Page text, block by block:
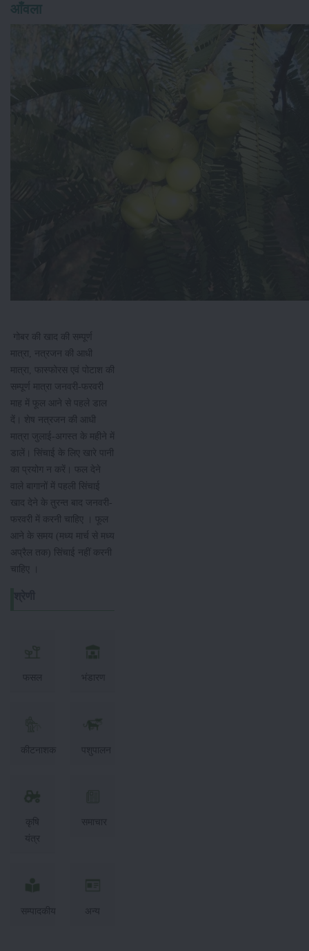
आँवला
गोबर की खाद की सम्पूर्ण
मात्रा, नत्रजन की आधी
मात्रा, फास्फोरस एवं पोटाश की
सम्पूर्ण मात्रा जनवरी-फरवरी
माह में फूल आने से पहले डाल
दें। शेष नत्रजन की आधी
मात्रा जुलाई-अगस्त के महीने में
डालें। सिंचाई के लिए खारे पानी
का प्रयोग न करें। फल देने
वाले बागानों में पहली सिंचाई
खाद देने के तुरन्त बाद जनवरी-
फरवरी में करनी चाहिए । फूल
आने के समय (मध्य मार्च से मध्य
अप्रैल तक) सिंचाई नहीं करनी
चाहिए ।
फसल भंडारण
कीटनाशक पशुपालन
कृषि
यंत्र
समाचार
सम्पादकीय अन्य